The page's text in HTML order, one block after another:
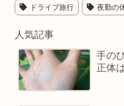
ドライブ旅行
夜勤の
人気記事
手の
正体